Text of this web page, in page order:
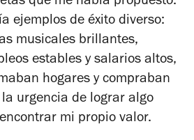
ejemplos de éxito diverso:
musicales brillantes,
estables y salarios altos,
hogares y compraban
urgencia de lograr algo
mi propio valor.